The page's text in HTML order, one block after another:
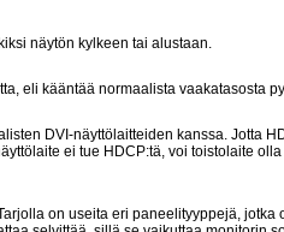
näytön kylkeen tai alustaan.
eli kääntää normaalista vaakatasosta
DVI-näyttölaitteiden kanssa. Jotta
ei tue HDCP:tä, voi toistolaite
on useita eri paneelityyppejä, jotka